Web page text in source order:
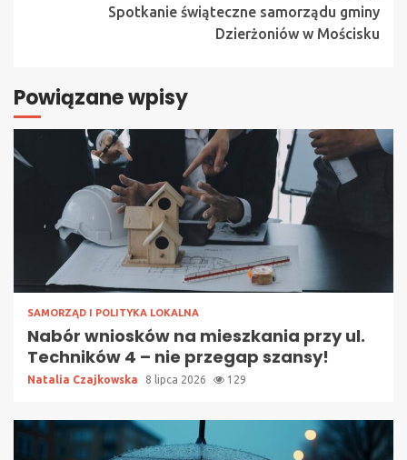
Spotkanie świąteczne samorządu gminy
Dzierżoniów w Mościsku
Powiązane wpisy
SAMORZĄD I POLITYKA LOKALNA
Nabór wniosków na mieszkania przy ul.
Techników 4 – nie przegap szansy!
Natalia Czajkowska 8 lipca 2026 129